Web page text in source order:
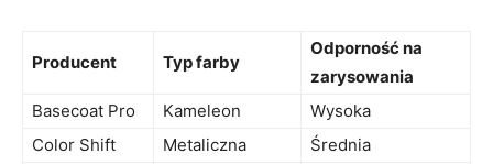
Producent Typ farby
Odporność na
zarysowania
Basecoat Pro
Kameleon
Wysoka
Color Shift
Metaliczna
Średnia